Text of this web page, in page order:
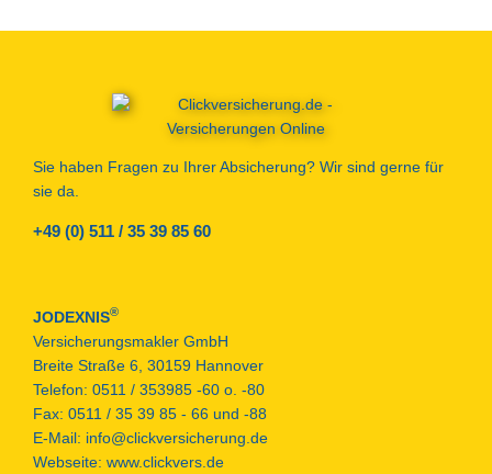
Sie haben Fragen zu Ihrer Absicherung? Wir sind gerne für
sie da.
+49 (0) 511 / 35 39 85 60
JODEXNIS®
Versicherungsmakler GmbH
Breite Straße 6, 30159 Hannover
Telefon: 0511 / 353985 -60 o. -80
Fax: 0511 / 35 39 85 - 66 und -88
E-Mail: info@clickversicherung.de
Webseite: www.clickvers.de